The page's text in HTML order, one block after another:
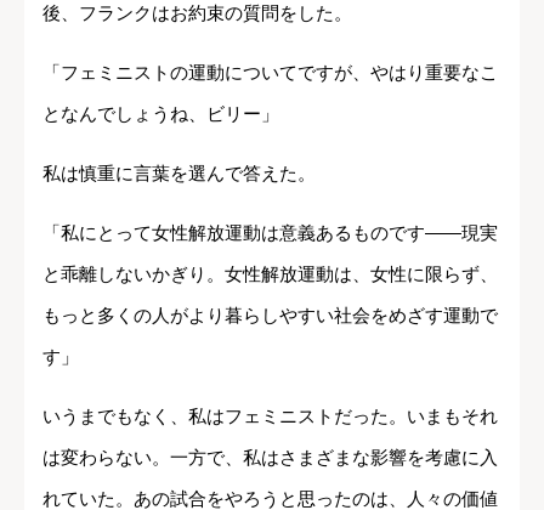
後、フランクはお約束の質問をした。
「フェミニストの運動についてですが、やはり重要なこ
となんでしょうね、ビリー」
私は慎重に言葉を選んで答えた。
「私にとって女性解放運動は意義あるものです――現実
と乖離しないかぎり。女性解放運動は、女性に限らず、
もっと多くの人がより暮らしやすい社会をめざす運動で
す」
いうまでもなく、私はフェミニストだった。いまもそれ
は変わらない。一方で、私はさまざまな影響を考慮に入
れていた。あの試合をやろうと思ったのは、人々の価値